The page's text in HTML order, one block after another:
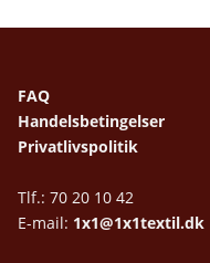
FAQ
Handelsbetingelser
Privatlivspolitik
Tlf.: 70 20 10 42
E-mail: 1x1@1x1textil.dk